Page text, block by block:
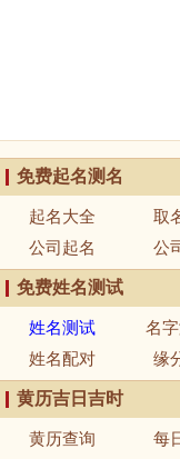
免费起名测名
起名大全 取
公司起名
公
免费姓名测试
姓名测试 名
姓名配对
缘
黄历吉日吉时
黄历查询 每